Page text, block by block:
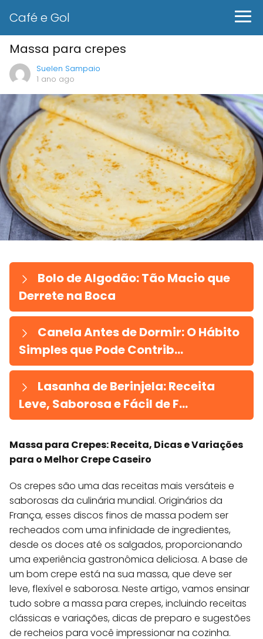
Café e Gol
Massa para crepes
Suelen Sampaio
1 ano ago
Bolo de Algodão: Tão Macio que
Derrete na Boca
Canela Antes de Dormir: O Hábito
Simples que Pode Contrib...
Lasanha de Berinjela: Receita
Leve, Saborosa e Fácil de F...
Massa para Crepes: Receita, Dicas e Variações
para o Melhor Crepe Caseiro
Os crepes são uma das receitas mais versáteis e
saborosas da culinária mundial. Originários da
França, esses discos finos de massa podem ser
recheados com uma infinidade de ingredientes,
desde os doces até os salgados, proporcionando
uma experiência gastronômica deliciosa. A base de
um bom crepe está na sua massa, que deve ser
leve, flexível e saborosa. Neste artigo, vamos ensinar
tudo sobre a massa para crepes, incluindo receitas
clássicas e variações, dicas de preparo e sugestões
de recheios para você impressionar na cozinha.